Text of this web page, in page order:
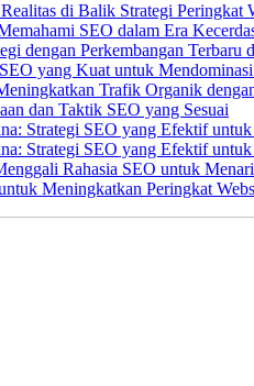
di Balik Strategi Peringkat
SEO dalam Era
dengan Perkembangan Terbaru
yang Kuat untuk
Trafik Organik
dan Taktik SEO yang Sesuai
Strategi SEO yang Efektif
Strategi SEO yang Efektif
Rahasia SEO untuk
Meningkatkan Peringkat